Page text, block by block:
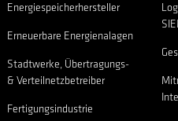
Energiespeicherhersteller
Erneuerbare Energienalagen
Stadtwerke, Übertragungs-
& Verteilnetzbetreiber
Fertigungsindustrie